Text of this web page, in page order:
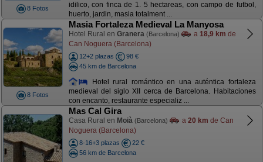
8 Fotos
idilico, con finca de 1. 5 hectareas, con campo de futbol,
huerto, jardin, masia totalment ...
8 Fotos
Masia Fortaleza Medieval La Manyosa
Hotel Rural en Granera (Barcelona) a 18,9 km de
Can Noguera (Barcelona)
12+2 plazas
98 €
45 km de Barcelona
Hotel rural romántico en una auténtica fortaleza
medieval del siglo XII cerca de Barcelona. Habitaciones
con encanto, restaurante especializ ...
Mas Cal Gira
Casa Rural en Moià (Barcelona) a 20 km de Can
Noguera (Barcelona)
8-16+3 plazas
22 €
56 km de Barcelona